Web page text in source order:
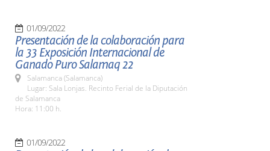
01/09/2022
Presentación de la colaboración para
la 33 Exposición Internacional de
Ganado Puro Salamaq 22
Salamanca (Salamanca)
Lugar: Sala Lonjas. Recinto Ferial de la Diputación
de Salamanca
Hora: 11:00 h.
01/09/2022